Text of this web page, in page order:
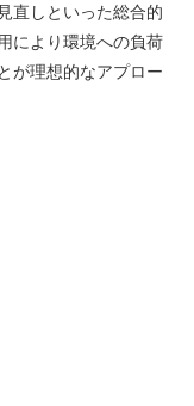
直しといった総合的
により環境への負荷
が理想的なアプロー